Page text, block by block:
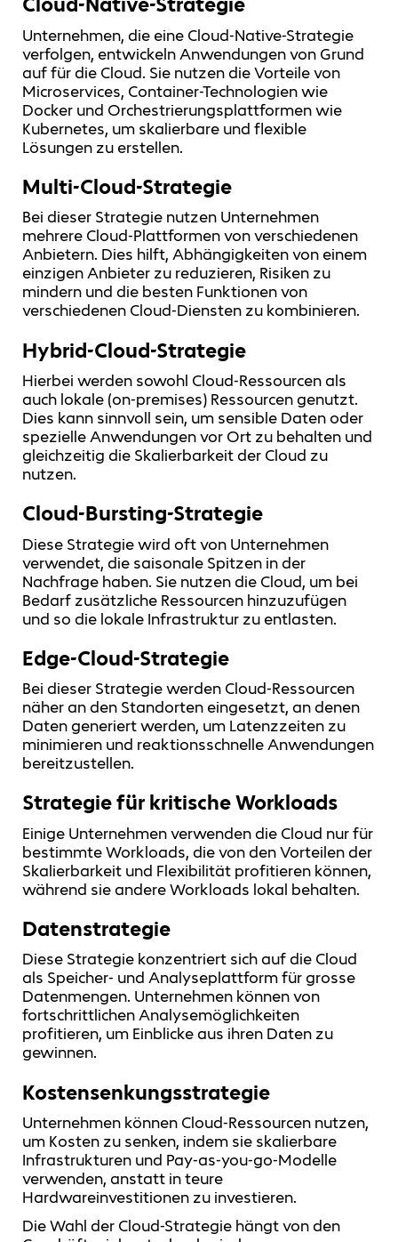
Unternehmen, die eine Cloud-Native-Strategie
verfolgen, entwickeln Anwendungen von Grund
auf für die Cloud. Sie nutzen die Vorteile von
Microservices, Container-Technologien wie
Docker und Orchestrierungsplattformen wie
Kubernetes, um skalierbare und flexible
Lösungen zu erstellen.
Multi-Cloud-Strategie
Bei dieser Strategie nutzen Unternehmen
mehrere Cloud-Plattformen von verschiedenen
Anbietern. Dies hilft, Abhängigkeiten von einem
einzigen Anbieter zu reduzieren, Risiken zu
mindern und die besten Funktionen von
verschiedenen Cloud-Diensten zu kombinieren.
Hybrid-Cloud-Strategie
Hierbei werden sowohl Cloud-Ressourcen als
auch lokale (on-premises) Ressourcen genutzt.
Dies kann sinnvoll sein, um sensible Daten oder
spezielle Anwendungen vor Ort zu behalten und
gleichzeitig die Skalierbarkeit der Cloud zu
nutzen.
Cloud-Bursting-Strategie
Diese Strategie wird oft von Unternehmen
verwendet, die saisonale Spitzen in der
Nachfrage haben. Sie nutzen die Cloud, um bei
Bedarf zusätzliche Ressourcen hinzuzufügen
und so die lokale Infrastruktur zu entlasten.
Edge-Cloud-Strategie
Bei dieser Strategie werden Cloud-Ressourcen
näher an den Standorten eingesetzt, an denen
Daten generiert werden, um Latenzzeiten zu
minimieren und reaktionsschnelle Anwendungen
bereitzustellen.
Strategie für kritische Workloads
Einige Unternehmen verwenden die Cloud nur für
bestimmte Workloads, die von den Vorteilen der
Skalierbarkeit und Flexibilität profitieren können,
während sie andere Workloads lokal behalten.
Datenstrategie
Diese Strategie konzentriert sich auf die Cloud
als Speicher- und Analyseplattform für grosse
Datenmengen. Unternehmen können von
fortschrittlichen Analysemöglichkeiten
profitieren, um Einblicke aus ihren Daten zu
gewinnen.
Kostensenkungsstrategie
Unternehmen können Cloud-Ressourcen nutzen,
um Kosten zu senken, indem sie skalierbare
Infrastrukturen und Pay-as-you-go-Modelle
verwenden, anstatt in teure
Hardwareinvestitionen zu investieren.
Die Wahl der Cloud-Strategie hängt von den